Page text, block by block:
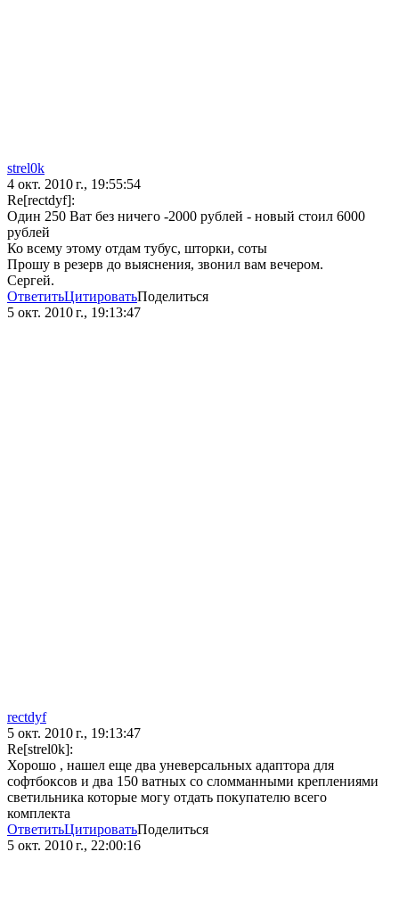
strel0k
4 окт. 2010 г., 19:55:54
Re[rectdyf]:
Один 250 Ват без ничего -2000 рублей - новый стоил 6000
рублей
Ко всему этому отдам тубус, шторки, соты
Прошу в резерв до выяснения, звонил вам вечером.
Сергей.
ОтветитьЦитироватьПоделиться
5 окт. 2010 г., 19:13:47
rectdyf
5 окт. 2010 г., 19:13:47
Re[strel0k]:
Хорошо , нашел еще два уневерсальных адаптора для
софтбоксов и два 150 ватных со сломманными креплениями
светильника которые могу отдать покупателю всего
комплекта
ОтветитьЦитироватьПоделиться
5 окт. 2010 г., 22:00:16